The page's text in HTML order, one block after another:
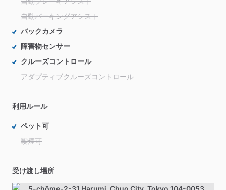
自動パーキングアシスト
バックカメラ
障害物センサー
クルーズコントロール
アダプティブクルーズコントロール
利用ルール
ペット可
喫煙可
受け渡し場所